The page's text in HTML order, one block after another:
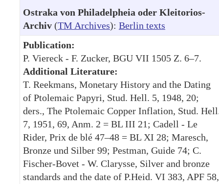
Ostraka von Philadelpheia oder Kleitorios-
Archiv (TM Archives): Berlin texts
Publication:
P. Viereck - F. Zucker, BGU VII 1505 Z. 6–7.
Additional Literature:
T. Reekmans, Monetary History and the Dating
of Ptolemaic Papyri, Stud. Hell. 5, 1948, 20;
ders., The Ptolemaic Copper Inflation, Stud.
7, 1951, 69, Anm. 2 = BL III 21; Cadell - Le
Rider, Prix de blé 47–48 = BL XI 28; Maresch,
Bronze und Silber 99; Pestman, Guide 74; C.
Fischer-Bovet - W. Clarysse, Silver and bronze
standards and the date of P.Heid. VI 383, APF 58,